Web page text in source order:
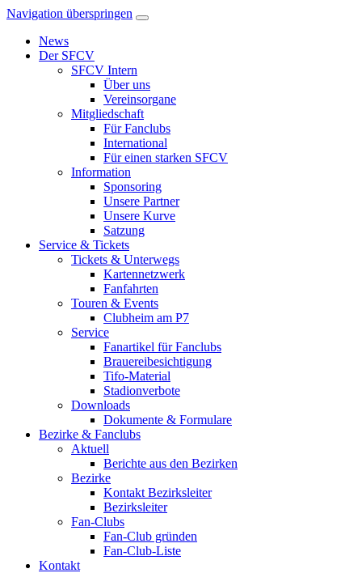
Navigation überspringen
News
Der SFCV
SFCV Intern
Über uns
Vereinsorgane
Mitgliedschaft
Für Fanclubs
International
Für einen starken SFCV
Information
Sponsoring
Unsere Partner
Unsere Kurve
Satzung
Service & Tickets
Tickets & Unterwegs
Kartennetzwerk
Fanfahrten
Touren & Events
Clubheim am P7
Service
Fanartikel für Fanclubs
Brauereibesichtigung
Tifo-Material
Stadionverbote
Downloads
Dokumente & Formulare
Bezirke & Fanclubs
Aktuell
Berichte aus den Bezirken
Bezirke
Kontakt Bezirksleiter
Bezirksleiter
Fan-Clubs
Fan-Club gründen
Fan-Club-Liste
Kontakt